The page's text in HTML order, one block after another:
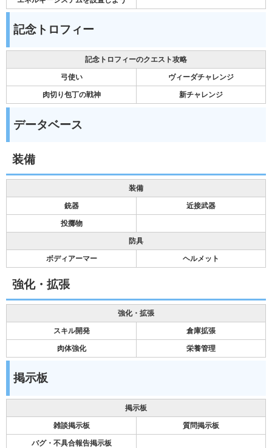
記念トロフィー
記念トロフィーのクエスト攻略
弓使い ヴィーダチャレンジ
肉切り包丁の戦神 新チャレンジ
データベース
装備
装備
銃器 近接武器
投擲物
防具
ボディアーマー ヘルメット
強化・拡張
強化・拡張
スキル開発 倉庫拡張
肉体強化 栄養管理
掲示板
掲示板
雑談掲示板 質問掲示板
バグ・不具合報告掲示板